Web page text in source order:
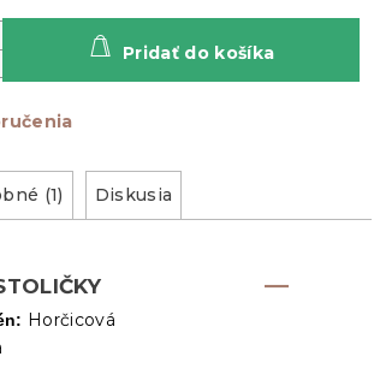
Pridať do košíka
(1) Diskusia
Horčicová